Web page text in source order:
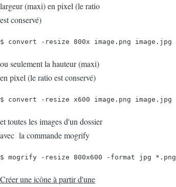
largeur (maxi) en pixel (le ratio
est conservé)
$ convert -resize 800x image.png image.jpg
ou seulement la hauteur (maxi)
en pixel (le ratio est conservé)
$ convert -resize x600 image.png image.jpg
et toutes les images d'un dossier
avec la commande mogrify
$ mogrify -resize 800x600 -format jpg *.png
Créer une icône à partir d'une